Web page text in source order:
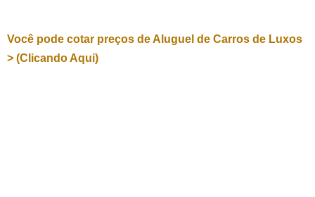
Você pode cotar preços de Aluguel de Carros de Luxos
> (Clicando Aqui)